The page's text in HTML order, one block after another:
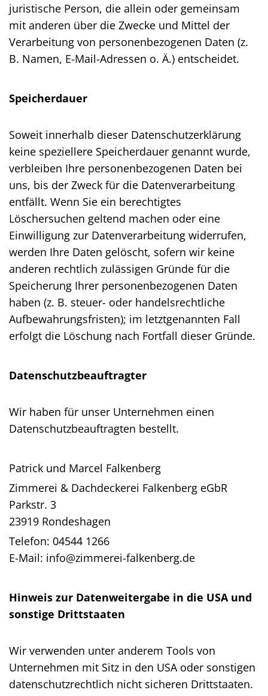
juristische Person, die allein oder gemeinsam
mit anderen über die Zwecke und Mittel der
Verarbeitung von personenbezogenen Daten (z.
B. Namen, E-Mail-Adressen o. Ä.) entscheidet.
Speicherdauer
Soweit innerhalb dieser Datenschutzerklärung
keine speziellere Speicherdauer genannt wurde,
verbleiben Ihre personenbezogenen Daten bei
uns, bis der Zweck für die Datenverarbeitung
entfällt. Wenn Sie ein berechtigtes
Löschersuchen geltend machen oder eine
Einwilligung zur Datenverarbeitung widerrufen,
werden Ihre Daten gelöscht, sofern wir keine
anderen rechtlich zulässigen Gründe für die
Speicherung Ihrer personenbezogenen Daten
haben (z. B. steuer- oder handelsrechtliche
Aufbewahrungsfristen); im letztgenannten Fall
erfolgt die Löschung nach Fortfall dieser Gründe.
Datenschutz­beauftragter
Wir haben für unser Unternehmen einen
Datenschutzbeauftragten bestellt.
Patrick und Marcel Falkenberg
Zimmerei & Dachdeckerei Falkenberg eGbR
Parkstr. 3
23919 Rondeshagen
Telefon: 04544 1266
E-Mail: info@zimmerei-falkenberg.de
Hinweis zur Datenweitergabe in die USA und
sonstige Drittstaaten
Wir verwenden unter anderem Tools von
Unternehmen mit Sitz in den USA oder sonstigen
datenschutzrechtlich nicht sicheren Drittstaaten.